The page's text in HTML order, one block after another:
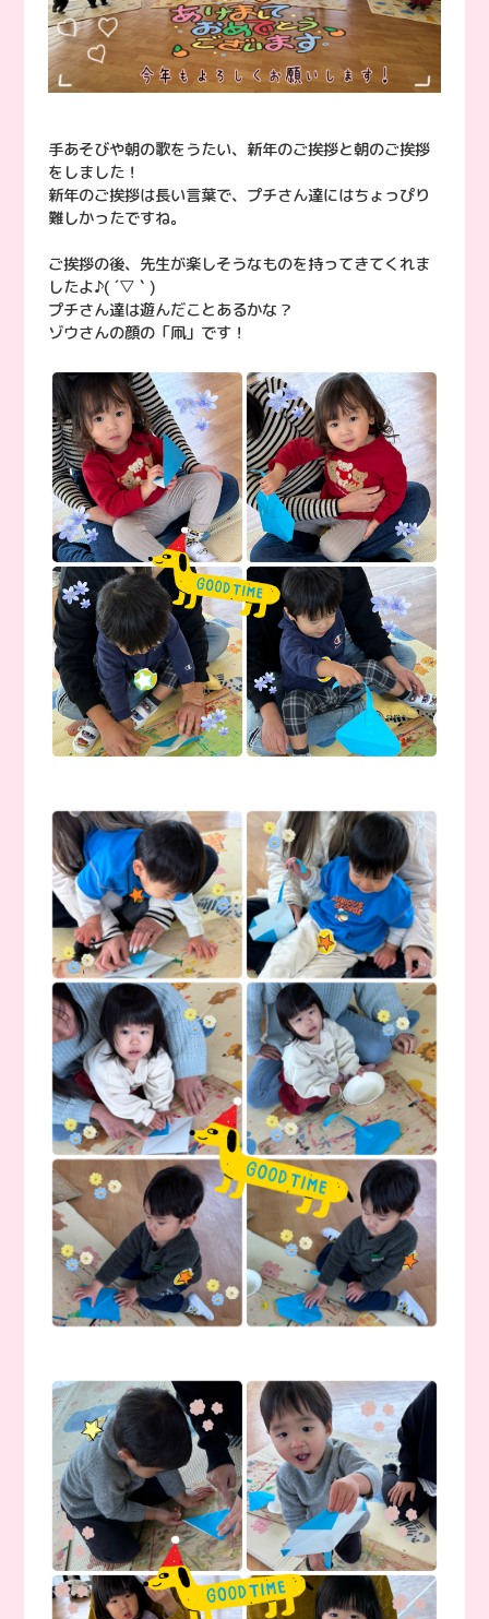
手あそびや朝の歌をうたい、新年のご挨拶と朝のご挨拶
をしました！
新年のご挨拶は長い言葉で、プチさん達にはちょっぴり
難しかったですね。
ご挨拶の後、先生が楽しそうなものを持ってきてくれま
したよ♪( ´▽｀)
プチさん達は遊んだことあるかな？
ゾウさんの顔の「凧」です！